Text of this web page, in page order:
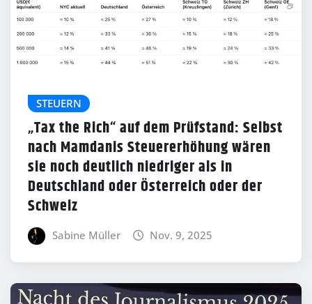
STEUERN
„Tax the Rich“ auf dem Prüfstand: Selbst
nach Mamdanis Steuererhöhung wären
sie noch deutlich niedriger als in
Deutschland oder Österreich oder der
Schweiz
Sabine Müller Nov. 9, 2025